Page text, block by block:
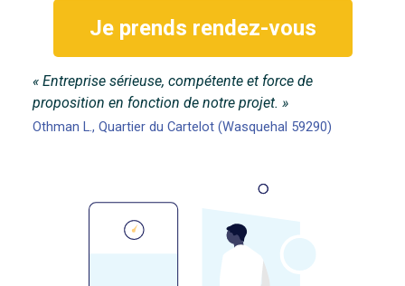
Je prends rendez-vous
« Entreprise sérieuse, compétente et force de
proposition en fonction de notre projet. »
Othman L., Quartier du Cartelot (Wasquehal 59290)